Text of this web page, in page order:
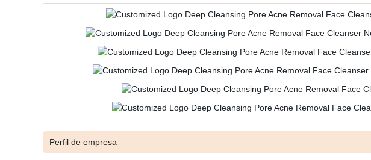
Perfil de empresa